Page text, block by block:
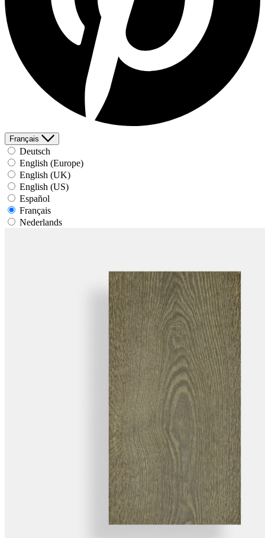
Français
Deutsch
English (Europe)
English (UK)
English (US)
Español
Français
Nederlands